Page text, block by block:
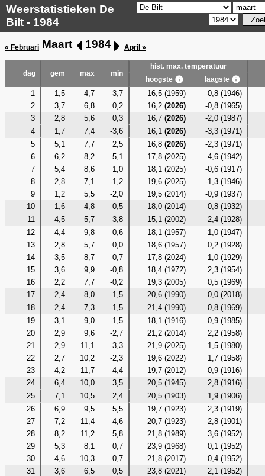
Weerstatistieken De
Bilt - 1984
« Februari Maart 1984 April »
dag gem max min
hist. max. temperatuur
hoogste
laagste
1 1,5 4,7 -3,7 16,5 (1959)
-0,8 (1946)
2
3,7 6,8 0,2 16,2(2026)
-0,8 (1965)
3
2,8 5,6 0,3 16,7(2026)
-2,0 (1987)
4
1,7 7,4 -3,6 16,1(2026)
-3,3 (1971)
5
5,1 7,7 2,5 16,8(2026)
-2,3 (1971)
6
6,2 8,2 5,1 17,8 (2025)
-4,6 (1942)
7
5,4 8,6 1,0 18,1 (2025)
-0,6 (1917)
8
2,8 7,1 -1,2 19,6 (2025)
-1,3 (1946)
9
1,2 5,5 -2,0 19,5 (2014)
-0,9 (1937)
10
1,6 4,8 -0,5 18,0 (2014)
0,8 (1932)
11
4,5 5,7 3,8 15,1 (2002)
-2,4 (1928)
12
4,4 9,8 0,6 18,1 (1957)
-1,0 (1947)
13
2,8 5,7 0,0 18,6 (1957)
0,2 (1928)
14
3,5 8,7 -0,7 17,8 (2024)
1,0 (1929)
15
3,6 9,9 -0,8 18,4 (1972)
2,3 (1954)
16
2,2 7,7 -0,2 19,3 (2005)
0,5 (1969)
17
2,4 8,0 -1,5 20,6 (1990)
0,0 (2018)
18
2,4 7,3 -1,5 21,4 (1990)
0,8 (1969)
19
3,1 9,0 -1,5 18,1 (1916)
0,9 (1985)
20
2,9 9,6 -2,7 21,2 (2014)
2,2 (1958)
21
2,9 11,1 -3,3 21,9 (2025)
1,5 (1980)
22
2,7 10,2 -2,3 19,6 (2022)
1,7 (1958)
23
4,2 11,7 -4,4 19,7 (2012)
0,9 (1916)
24
6,4 10,0 3,5 20,5 (1945)
2,8 (1916)
25
7,1 10,5 2,4 20,5 (1903)
1,9 (1906)
26
6,9 9,5 5,5 19,7 (1923)
2,3 (1919)
27
7,2 11,4 4,6 20,7 (1923)
2,8 (1901)
28
8,2 11,2 5,8 21,8 (1989)
3,6 (1952)
29
5,3 8,1 0,7 23,9 (1968)
0,1 (1952)
30
4,6 10,3 -0,7 21,8 (2017)
0,4 (1952)
31
3,6 6,5 0,5 23,8 (2021)
2,1 (1952)